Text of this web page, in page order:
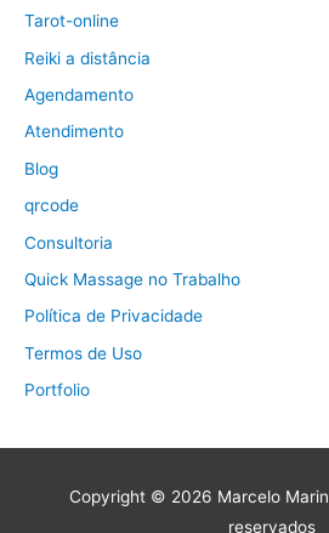
Tarot-online
Reiki a distância
Agendamento
Atendimento
Blog
qrcode
Consultoria
Quick Massage no Trabalho
Política de Privacidade
Termos de Uso
Portfolio
Copyright © 2026 Marcelo Marin
reservados